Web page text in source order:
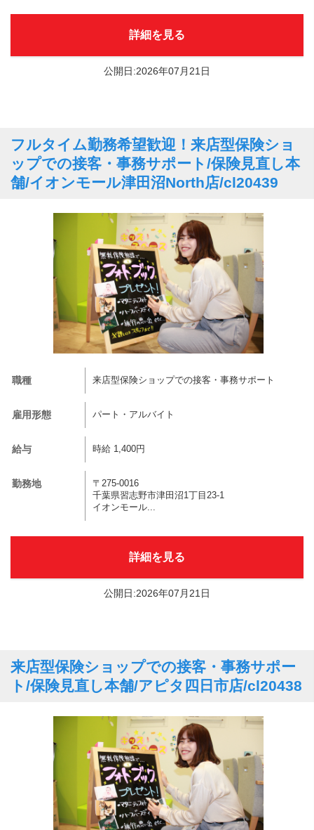
詳細を見る
公開日:2026年07月21日
フルタイム勤務希望歓迎！来店型保険ショ
ップでの接客・事務サポート/保険見直し本
舗/イオンモール津田沼North店/cl20439
職種 来店型保険ショップでの接客・事務サポート
雇用形態 パート・アルバイト
給与 時給 1,400円
勤務地
〒275-0016
千葉県習志野市津田沼1丁目23-1
イオンモール...
詳細を見る
公開日:2026年07月21日
来店型保険ショップでの接客・事務サポー
ト/保険見直し本舗/アピタ四日市店/cl20438